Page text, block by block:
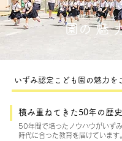
園の魅
いずみ認定こども園の魅力を
積み重ねてきた50年の歴
50年間で培ったノウハウがいずみ
時代に合った教育を届けています